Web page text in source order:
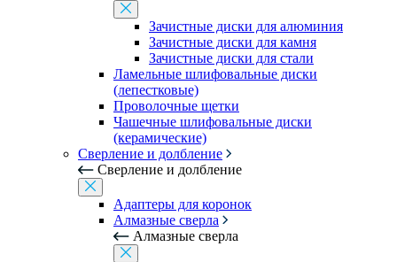
Зачистные диски для алюминия
Зачистные диски для камня
Зачистные диски для стали
Ламельные шлифовальные диски
(лепестковые)
Проволочные щетки
Чашечные шлифовальные диски
(керамические)
Сверление и долбление
Сверление и долбление
Адаптеры для коронок
Алмазные сверла
Алмазные сверла